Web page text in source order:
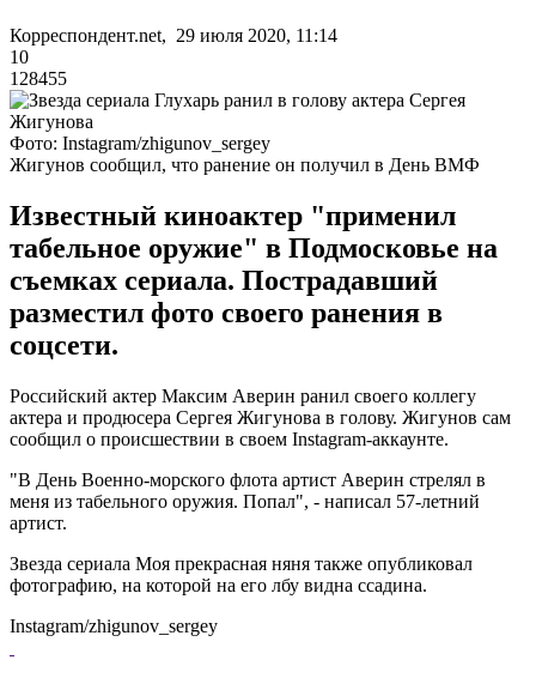
Корреспондент.net, 29 июля 2020, 11:14
10
128455
Фото: Instagram/zhigunov_sergey
Жигунов сообщил, что ранение он получил в День ВМФ
Известный киноактер "применил
табельное оружие" в Подмосковье на
съемках сериала. Пострадавший
разместил фото своего ранения в
соцсети.
Российский актер Максим Аверин ранил своего коллегу
актера и продюсера Сергея Жигунова в голову. Жигунов сам
сообщил о происшествии в своем Instagram-аккаунте.
"В День Военно-морского флота артист Аверин стрелял в
меня из табельного оружия. Попал", - написал 57-летний
артист.
Звезда сериала Моя прекрасная няня также опубликовал
фотографию, на которой на его лбу видна ссадина.
Instagram/zhigunov_sergey